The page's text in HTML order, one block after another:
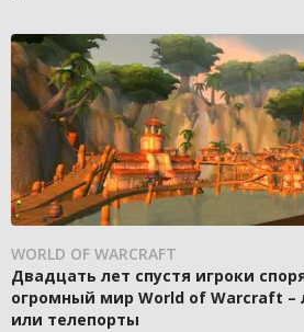
WORLD OF WARCRAFT
Двадцать лет спустя игроки
огромный мир World of Warcraft
или телепорты